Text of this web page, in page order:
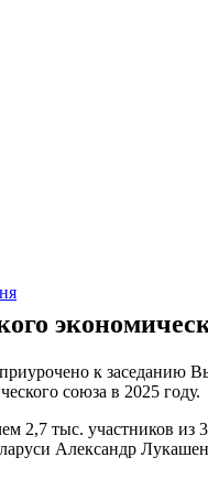
к заседанию
союза в 2025 году.
2,7 тыс. участников
Александр